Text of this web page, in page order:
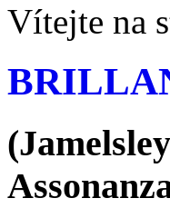
Vítejte na